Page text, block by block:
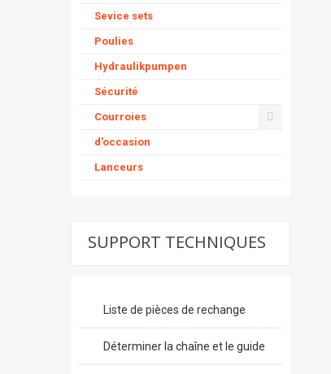
Sevice sets
Poulies
Hydraulikpumpen
Sécurité
Courroies
d'occasion
Lanceurs
SUPPORT TECHNIQUES
Liste de pièces de rechange
Déterminer la chaîne et le guide